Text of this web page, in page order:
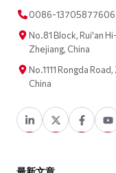
0086-13705877606
No.81 Block, Rui'an
Zhejiang, China
No.1111 Rongda
China